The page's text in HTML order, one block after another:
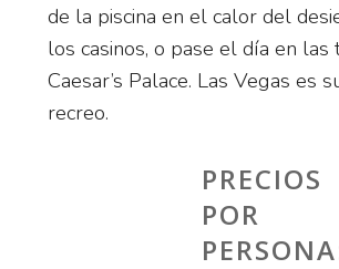
de la piscina en el calor del
los casinos, o pase el día en las
Caesar’s Palace. Las Vegas es
recreo.
PRECIOS
POR